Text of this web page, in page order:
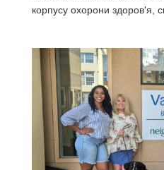
корпусу охорони здоров'я,